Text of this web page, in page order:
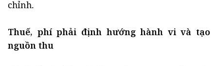
chỉnh.
Thuế, phí phải định hướng hành vi và tạo
nguồn thu